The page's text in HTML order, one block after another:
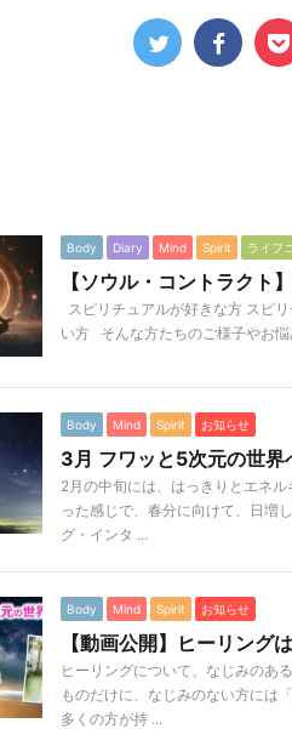
Body Diary Mind Spirit ライフ
【ソウル・コントラクト
スピリチュアルが好きな方 スピ
い方 そんな方たちのご様子やお
Body Mind Spirit お知らせ
3月 フワッと5次元の世
2月の中旬には、はっきりとエネ
った感じで、春分に向けて、日増
グ・インタ ...
Body Mind Spirit お知らせ
【動画公開】ヒーリング
ヒーリングについて、なじみのあ
ものだけに、なじみのない方には
多くの方が持 ...